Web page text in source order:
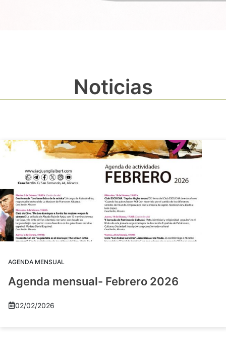
Noticias
AGENDA MENSUAL
Agenda mensual- Febrero 2026
02/02/2026